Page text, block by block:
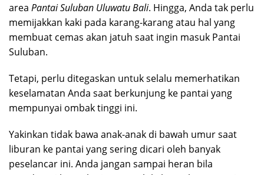
area Pantai Suluban Uluwatu Bali. Hingga, Anda tak perlu
memijakkan kaki pada karang-karang atau hal yang
membuat cemas akan jatuh saat ingin masuk Pantai
Suluban.
Tetapi, perlu ditegaskan untuk selalu memerhatikan
keselamatan Anda saat berkunjung ke pantai yang
mempunyai ombak tinggi ini.
Yakinkan tidak bawa anak-anak di bawah umur saat
liburan ke pantai yang sering dicari oleh banyak
peselancar ini. Anda jangan sampai heran bila